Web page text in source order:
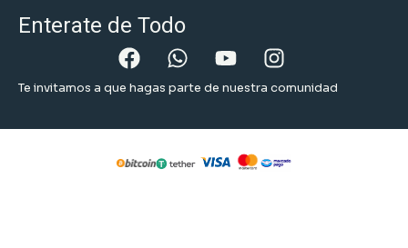
Enterate de Todo
Te invitamos a que hagas parte de nuestra comunidad